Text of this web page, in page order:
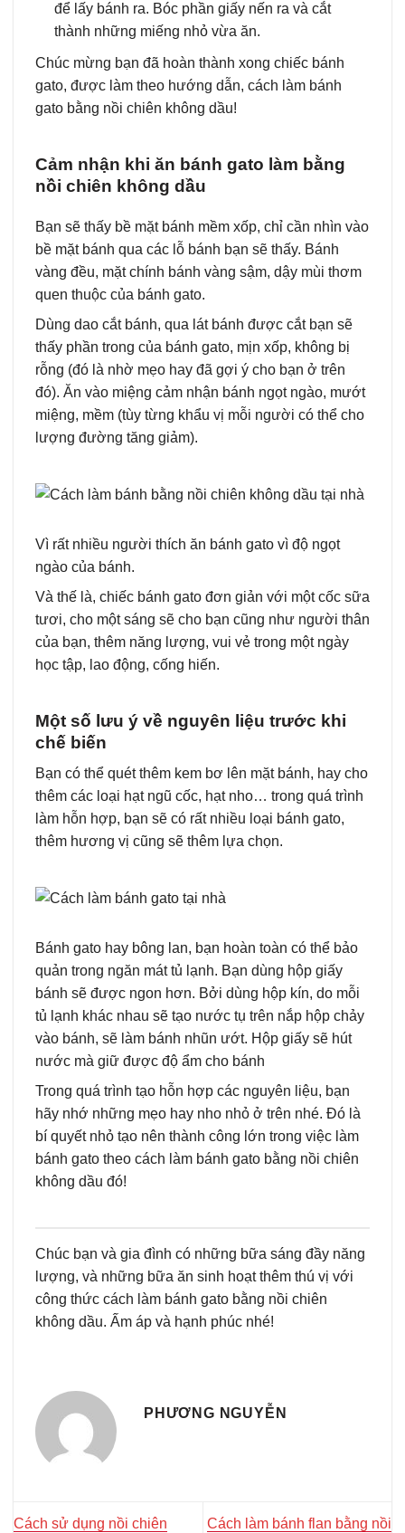
để lấy bánh ra. Bóc phần giấy nến ra và cắt
thành những miếng nhỏ vừa ăn.
Chúc mừng bạn đã hoàn thành xong chiếc bánh
gato, được làm theo hướng dẫn, cách làm bánh
gato bằng nồi chiên không dầu!
Cảm nhận khi ăn bánh gato làm bằng
nồi chiên không dầu
Bạn sẽ thấy bề mặt bánh mềm xốp, chỉ cần nhìn vào
bề mặt bánh qua các lỗ bánh bạn sẽ thấy. Bánh
vàng đều, mặt chính bánh vàng sậm, dậy mùi thơm
quen thuộc của bánh gato.
Dùng dao cắt bánh, qua lát bánh được cắt bạn sẽ
thấy phần trong của bánh gato, mịn xốp, không bị
rỗng (đó là nhờ mẹo hay đã gợi ý cho bạn ở trên
đó). Ăn vào miệng cảm nhận bánh ngọt ngào, mướt
miệng, mềm (tùy từng khẩu vị mỗi người có thể cho
lượng đường tăng giảm).
Vì rất nhiều người thích ăn bánh gato vì độ ngọt
ngào của bánh.
Và thế là, chiếc bánh gato đơn giản với một cốc sữa
tươi, cho một sáng sẽ cho bạn cũng như người thân
của bạn, thêm năng lượng, vui vẻ trong một ngày
học tập, lao động, cống hiến.
Một số lưu ý về nguyên liệu trước khi
chế biến
Bạn có thể quét thêm kem bơ lên mặt bánh, hay cho
thêm các loại hạt ngũ cốc, hạt nho… trong quá trình
làm hỗn hợp, bạn sẽ có rất nhiều loại bánh gato,
thêm hương vị cũng sẽ thêm lựa chọn.
Bánh gato hay bông lan, bạn hoàn toàn có thể bảo
quản trong ngăn mát tủ lạnh. Bạn dùng hộp giấy
bánh sẽ được ngon hơn. Bởi dùng hộp kín, do mỗi
tủ lạnh khác nhau sẽ tạo nước tụ trên nắp hộp chảy
vào bánh, sẽ làm bánh nhũn ướt. Hộp giấy sẽ hút
nước mà giữ được độ ẩm cho bánh
Trong quá trình tạo hỗn hợp các nguyên liệu, bạn
hãy nhớ những mẹo hay nho nhỏ ở trên nhé. Đó là
bí quyết nhỏ tạo nên thành công lớn trong việc làm
bánh gato theo cách làm bánh gato bằng nồi chiên
không dầu đó!
Chúc bạn và gia đình có những bữa sáng đầy năng
lượng, và những bữa ăn sinh hoạt thêm thú vị với
công thức cách làm bánh gato bằng nồi chiên
không dầu. Ấm áp và hạnh phúc nhé!
PHƯƠNG NGUYỄN
Cách sử dụng nồi chiên Cách làm bánh flan bằng nồi